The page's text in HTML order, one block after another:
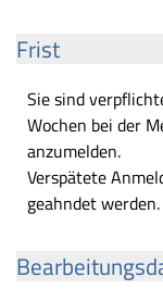
Frist
Sie sind
Wochen bei der
anzumelden.
Verspätete
geahndet werden.